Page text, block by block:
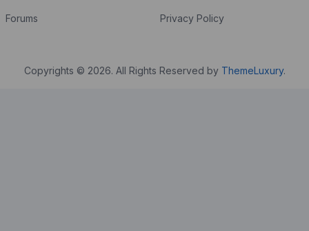
Forums Privacy Policy
Copyrights © 2026. All Rights Reserved by ThemeLuxury.